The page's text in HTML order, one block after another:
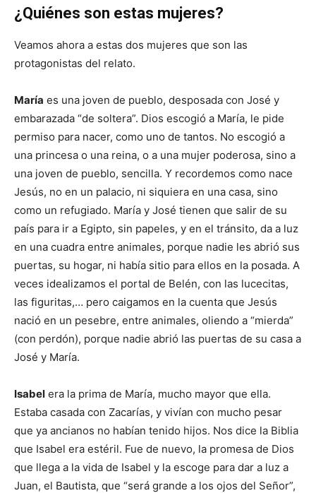
¿Quiénes son estas mujeres?
Veamos ahora a estas dos mujeres que son las
protagonistas del relato.
María es una joven de pueblo, desposada con José y
embarazada “de soltera”. Dios escogió a María, le pide
permiso para nacer, como uno de tantos. No escogió a
una princesa o una reina, o a una mujer poderosa, sino a
una joven de pueblo, sencilla. Y recordemos como nace
Jesús, no en un palacio, ni siquiera en una casa, sino
como un refugiado. María y José tienen que salir de su
país para ir a Egipto, sin papeles, y en el tránsito, da a luz
en una cuadra entre animales, porque nadie les abrió sus
puertas, su hogar, ni había sitio para ellos en la posada. A
veces idealizamos el portal de Belén, con las lucecitas,
las figuritas,… pero caigamos en la cuenta que Jesús
nació en un pesebre, entre animales, oliendo a “mierda”
(con perdón), porque nadie abrió las puertas de su casa a
José y María.
Isabel era la prima de María, mucho mayor que ella.
Estaba casada con Zacarías, y vivían con mucho pesar
que ya ancianos no habían tenido hijos. Nos dice la Biblia
que Isabel era estéril. Fue de nuevo, la promesa de Dios
que llega a la vida de Isabel y la escoge para dar a luz a
Juan, el Bautista, que “será grande a los ojos del Señor”,